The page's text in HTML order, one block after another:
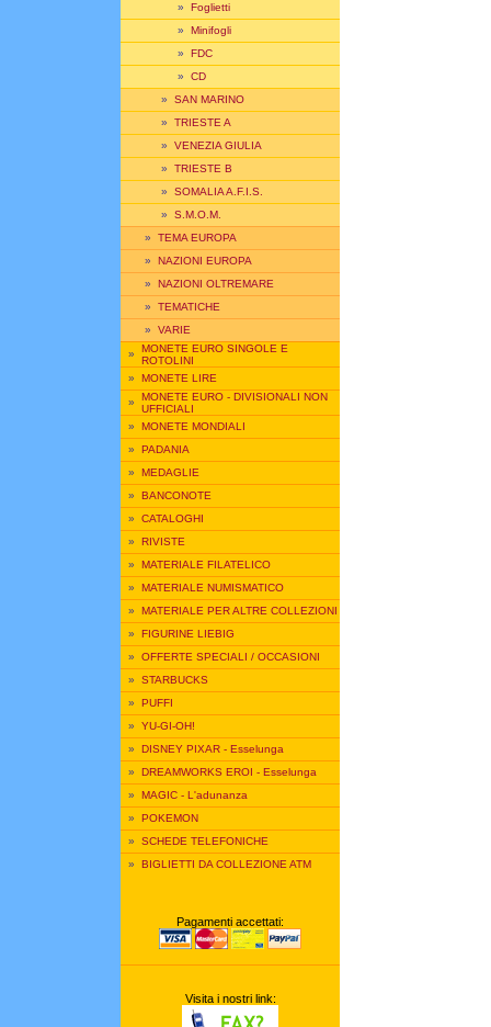
» Foglietti
» Minifogli
» FDC
» CD
» SAN MARINO
» TRIESTE A
» VENEZIA GIULIA
» TRIESTE B
» SOMALIA A.F.I.S.
» S.M.O.M.
» TEMA EUROPA
» NAZIONI EUROPA
» NAZIONI OLTREMARE
» TEMATICHE
» VARIE
» MONETE EURO SINGOLE E
ROTOLINI
» MONETE LIRE
» MONETE EURO - DIVISIONALI NON
UFFICIALI
» MONETE MONDIALI
» PADANIA
» MEDAGLIE
» BANCONOTE
» CATALOGHI
» RIVISTE
» MATERIALE FILATELICO
» MATERIALE NUMISMATICO
» MATERIALE PER ALTRE COLLEZIONI
» FIGURINE LIEBIG
» OFFERTE SPECIALI / OCCASIONI
» STARBUCKS
» PUFFI
» YU-GI-OH!
» DISNEY PIXAR - Esselunga
» DREAMWORKS EROI - Esselunga
» MAGIC - L'adunanza
» POKEMON
» SCHEDE TELEFONICHE
» BIGLIETTI DA COLLEZIONE ATM
Pagamenti accettati:
Visita i nostri link: